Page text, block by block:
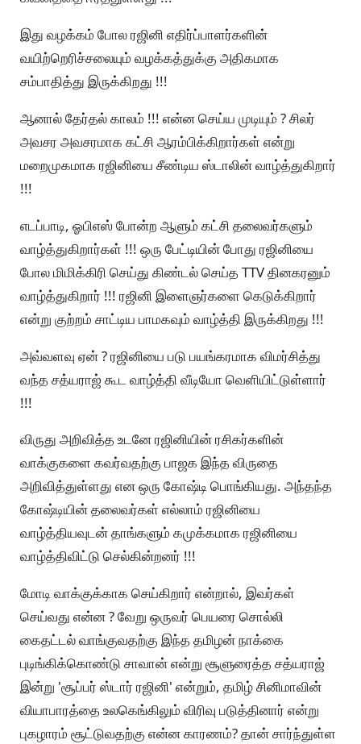
இது வழக்கம் போல ரஜினி எதிர்ப்பாளர்களின்
வயிற்றெரிச்சலையும் வழக்கத்துக்கு அதிகமாக
சம்பாதித்து இருக்கிறது !!!
ஆனால் தேர்தல் காலம் !!! என்ன செய்ய முடியும் ? சிலர்
அவசர அவசரமாக கட்சி ஆரம்பிக்கிறார்கள் என்று
மறைமுகமாக ரஜினியை சீண்டிய ஸ்டாலின் வாழ்த்துகிறார்
!!!
எடப்பாடி, ஓபிஎஸ் போன்ற ஆளும் கட்சி தலைவர்களும்
வாழ்த்துகிறார்கள் !!! ஒரு பேட்டியின் போது ரஜினியை
போல மிமிக்கிரி செய்து கிண்டல் செய்த TTV தினகரனும்
வாழ்த்துகிறார் !!! ரஜினி இளைஞர்களை கெடுக்கிறார்
என்று குற்றம் சாட்டிய பாமகவும் வாழ்த்தி இருக்கிறது !!!
அவ்வளவு ஏன் ? ரஜினியை படு பயங்கரமாக விமர்சித்து
வந்த சத்யராஜ் கூட வாழ்த்தி வீடியோ வெளியிட்டுள்ளார்
!!!
விருது அறிவித்த உடனே ரஜினியின் ரசிகர்களின்
வாக்குகளை கவர்வதற்கு பாஜக இந்த விருதை
அறிவித்துள்ளது என ஒரு கோஷ்டி பொங்கியது. அந்தந்த
கோஷ்டியின் தலைவர்கள் எல்லாம் ரஜினியை
வாழ்த்தியவுடன் தாங்களும் கமுக்கமாக ரஜினியை
வாழ்த்திவிட்டு செல்கின்றனர் !!!
மோடி வாக்குக்காக செய்கிறார் என்றால், இவர்கள்
செய்வது என்ன ? வேறு ஒருவர் பெயரை சொல்லி
கைதட்டல் வாங்குவதற்கு இந்த தமிழன் நாக்கை
புடிங்கிக்கொண்டு சாவான் என்று சூளுரைத்த சத்யராஜ்
இன்று 'சூப்பர் ஸ்டார் ரஜினி' என்றும், தமிழ் சினிமாவின்
வியாபாரத்தை உலகெங்கிலும் விரிவு படுத்தினார் என்று
புகழாரம் சூட்டுவதற்கு என்ன காரணம்? தான் சார்ந்துள்ள